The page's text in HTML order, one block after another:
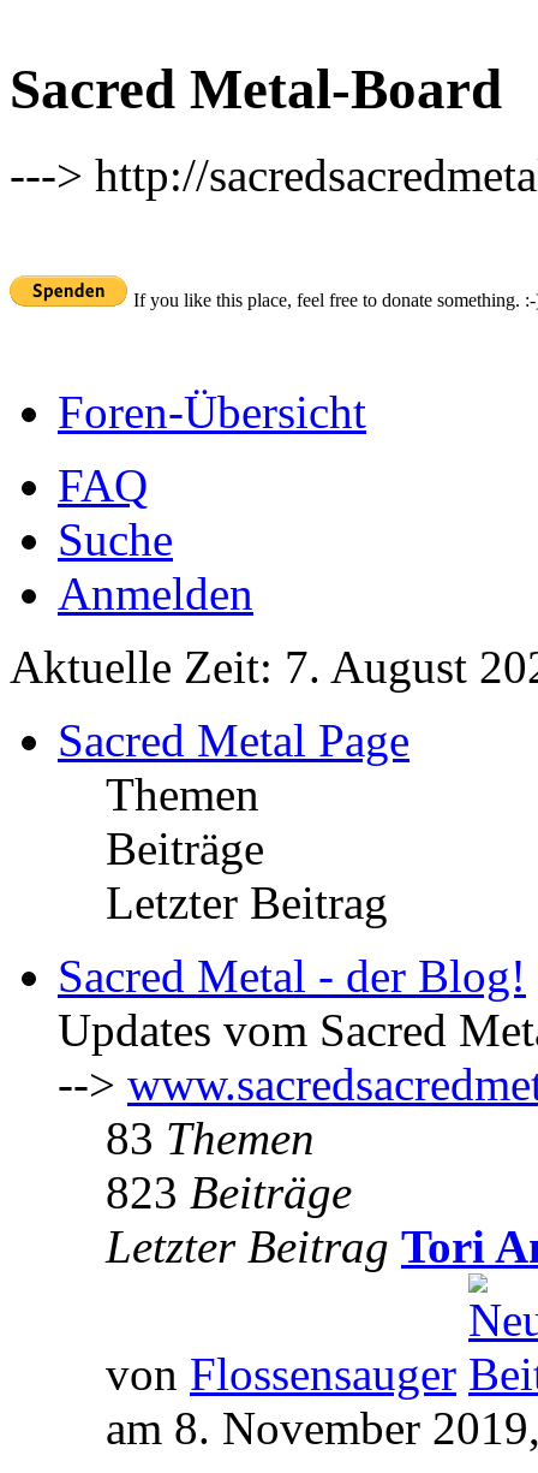
Sacred Metal-Board
---> http://
If you like this place, feel free to donate something.
Foren-Übersicht
FAQ
Suche
Anmelden
Aktuelle Zeit: 7. August
Sacred Metal Page
Themen
Beiträge
Letzter Beitrag
Sacred Metal - der Blog!
Updates vom Sacred
-->
83 Themen
823 Beiträge
Letzter Beitrag Tori
von Flossensauger
am 8. November